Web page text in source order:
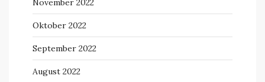
November 2022
Oktober 2022
September 2022
August 2022